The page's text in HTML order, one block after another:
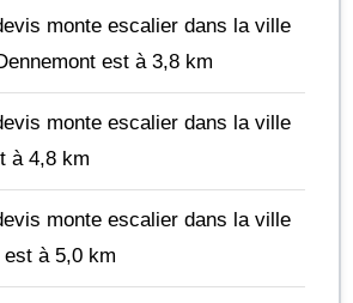
monte escalier dans la ville
est à 3,8 km
monte escalier dans la ville
à 4,8 km
monte escalier dans la ville
est à 5,0 km